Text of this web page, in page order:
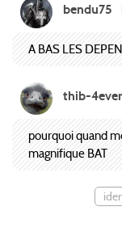
bendu75
A BAS LES
thib-4ever
pourquoi quand
magnifique BAT